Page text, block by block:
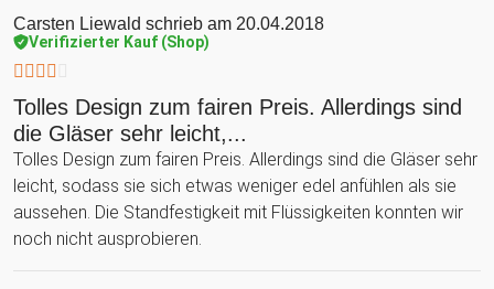
Carsten Liewald schrieb am 20.04.2018
Verifizierter Kauf (Shop)
Tolles Design zum fairen Preis. Allerdings sind
die Gläser sehr leicht,...
Tolles Design zum fairen Preis. Allerdings sind die Gläser sehr
leicht, sodass sie sich etwas weniger edel anfühlen als sie
aussehen. Die Standfestigkeit mit Flüssigkeiten konnten wir
noch nicht ausprobieren.